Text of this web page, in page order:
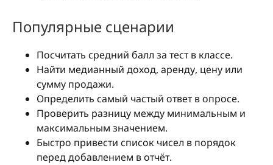
Популярные сценарии
Посчитать средний балл за тест в классе.
Найти медианный доход, аренду, цену или
сумму продажи.
Определить самый частый ответ в опросе.
Проверить разницу между минимальным и
максимальным значением.
Быстро привести список чисел в порядок
перед добавлением в отчёт.